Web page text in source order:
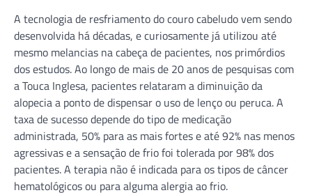
A tecnologia de resfriamento do couro cabeludo vem sendo
desenvolvida há décadas, e curiosamente já utilizou até
mesmo melancias na cabeça de pacientes, nos primórdios
dos estudos. Ao longo de mais de 20 anos de pesquisas com
a Touca Inglesa, pacientes relataram a diminuição da
alopecia a ponto de dispensar o uso de lenço ou peruca. A
taxa de sucesso depende do tipo de medicação
administrada, 50% para as mais fortes e até 92% nas menos
agressivas e a sensação de frio foi tolerada por 98% dos
pacientes. A terapia não é indicada para os tipos de câncer
hematológicos ou para alguma alergia ao frio.